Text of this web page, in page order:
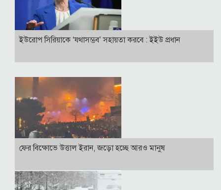
ইউরোপ সিরিয়াকে ‘যথাসম্ভব’ সহায়তা করবে : ইইউ প্রধান
ফের বিক্ষোভে উত্তাল ইরান, জড়ো হচ্ছে আরও মানুষ